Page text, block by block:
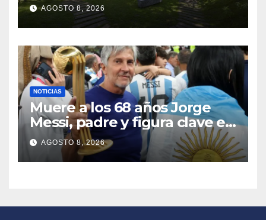
AGOSTO 8, 2026
NOTICIAS
Muere a los 68 años Jorge
Messi, padre y figura clave en
la carrera de Lionel Messi;
luchaba desde hacía tiempo
contra una enfermedad
AGOSTO 8, 2026